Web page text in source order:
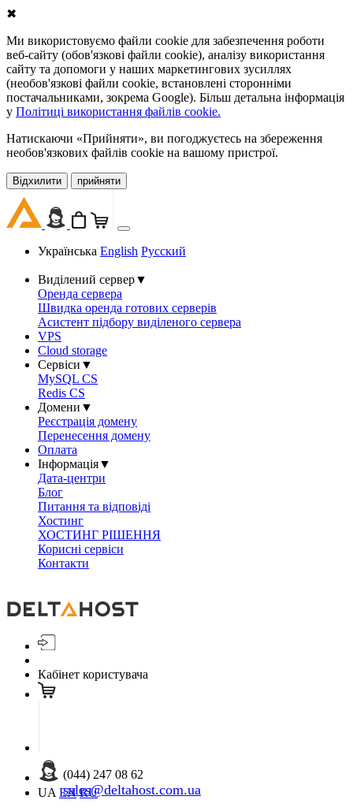
✖
Ми використовуємо файли cookie для забезпечення роботи
веб-сайту (обов'язкові файли cookie), аналізу використання
сайту та допомоги у наших маркетингових зусиллях
(необов'язкові файли cookie, встановлені сторонніми
постачальниками, зокрема Google). Більш детальна інформація
у Політиці використання файлів cookie.
Натискаючи «Прийняти», ви погоджуєтесь на збереження
необов'язкових файлів cookie на вашому пристрої.
Відхилити прийняти
Українська English Русский
Виділений сервер▼
Оренда сервера
Швидка оренда готових серверів
Асистент підбору виділеного сервера
VPS
Cloud storage
Сервіси ▼
MySQL CS
Redis CS
Домени ▼
Реєстрація домену
Перенесення домену
Оплата
Інформація▼
Дата-центри
Блог
Питання та відповіді
Хостинг
ХОСТИНГ РІШЕННЯ
Корисні сервіси
Контакти
Кабінет користувача
(044) 247 08 62
sales@deltahost.com.ua
UA EN RU